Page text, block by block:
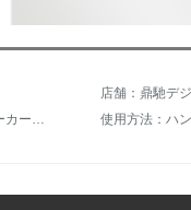
店舗：鼎馳デ
使用方法：ハ